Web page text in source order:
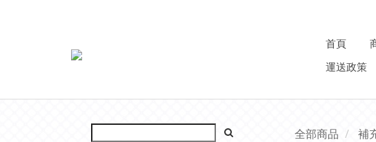
首頁
運送政策
全部商品 補